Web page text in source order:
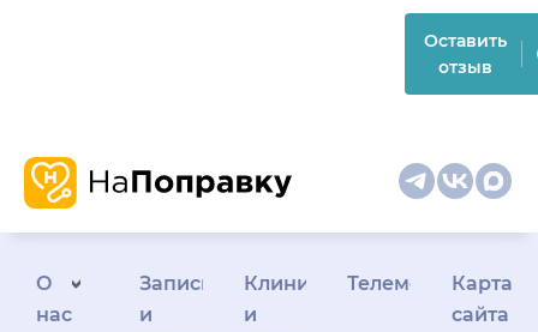
Оставить
отзыв
О
нас
Запись
и
Клиникам
и
Телемедицина
Карта
сайта